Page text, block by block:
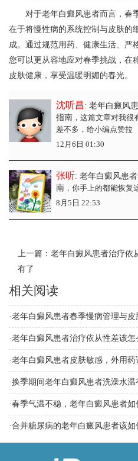
对于老年白癜风患者而言，春季
在于将慢性病的系统控制与皮肤的
成。通过规范用药、健康生活、严
您可以更从容地应对春季挑战，在
皮肤健康，享受温暖明媚的春光。
沈听昌 : 老年白癜风
指南，这篇文章对我很
差不多，给小编点赞拉
12月6日 01:30
张听: 老年白癜风患
南，你手上的都能恢复
8月5日 22:53
上一篇： 老年白癜风患者治疗依
有了
相关阅读
·老年白癜风患者春季慢病管理与皮
·老年白癜风患者治疗依从性差该怎
·老年白癜风患者皮肤敏感，外用药
·换季期间老年白癜风患者洗澡水温
·春季气温不稳，老年白癜风患者如
·合并糖尿病的老年白癜风患者该如